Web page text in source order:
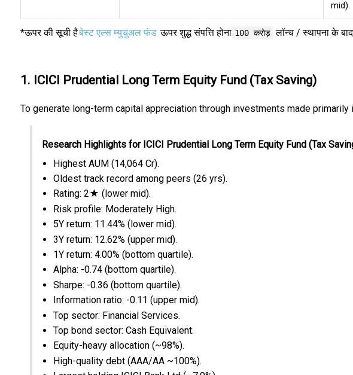
mid).
*ऊपर की सूची हैबेस्ट एल्स म्युचुअल फंड ऊपर शुद्ध संपत्ति होना 100 करोड़ लॉन्च / स्थापना के बाद
1. ICICI Prudential Long Term Equity Fund (Tax Saving)
To generate long-term capital appreciation through investments made
Research Highlights for ICICI Prudential Long Term Equity Fund (Tax
Highest AUM (₹14,064 Cr).
Oldest track record among peers (26 yrs).
Rating: 2★ (lower mid).
Risk profile: Moderately High.
5Y return: 11.44% (lower mid).
3Y return: 12.62% (upper mid).
1Y return: 4.00% (bottom quartile).
Alpha: -0.74 (bottom quartile).
Sharpe: -0.36 (bottom quartile).
Information ratio: -0.11 (upper mid).
Top sector: Financial Services.
Top bond sector: Cash Equivalent.
Equity-heavy allocation (~98%).
High-quality debt (AAA/AA ~100%).